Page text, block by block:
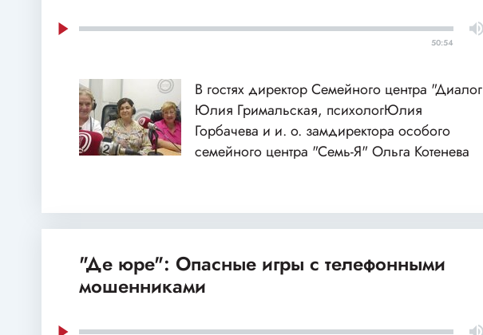
50:54
В гостях директор Семейного центра
Юлия Гримальская, психологЮлия
Горбачева и и. о. замдиректора особого
семейного центра "Семь-Я" Ольга Котенева
"Де юре": Опасные игры с телефонными
мошенниками